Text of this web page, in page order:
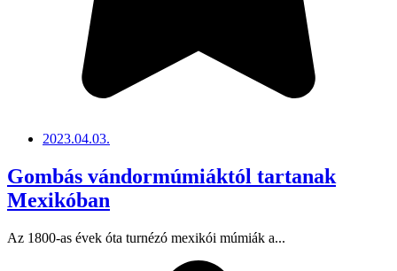
2023.04.03.
Gombás vándormúmiáktól tartanak
Mexikóban
Az 1800-as évek óta turnézó mexikói múmiák a...